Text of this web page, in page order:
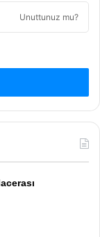
Unuttunuz mu?